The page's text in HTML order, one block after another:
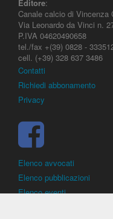
Editore:
Canale calcio di Vincenza
Via Leonardo da Vinci n.
P.IVA 04620490658
tel./fax +(39) 0828 -
cell. (+39) 328 637 3486
Contatti
Richiedi abbonamento
Privacy
Elenco avvocati
Elenco pubblicazioni
Elenco eventi